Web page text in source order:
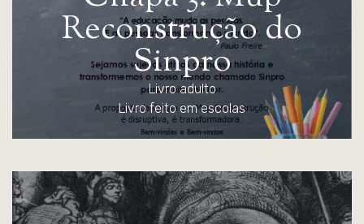
Reconstruçãodo
Sinpro
Livro adulto
Livro feito em escolas